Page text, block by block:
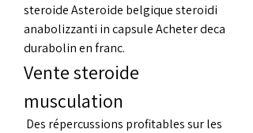
steroide Asteroide belgique steroidi
anabolizzanti in capsule Acheter deca
durabolin en franc.
Vente steroide
musculation